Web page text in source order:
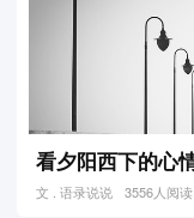
看夕阳西下的心
文 . 语录说说 3556人阅读